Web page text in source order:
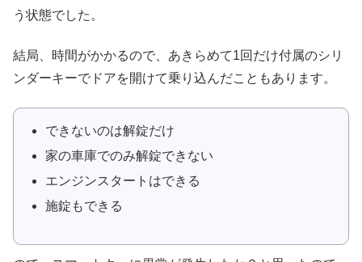
う状態でした。
結局、時間がかかるので、あきらめて1回だけ付属のシリ
ンダーキーでドアを開けて乗り込んだこともあります。
できないのは解錠だけ
家の車庫でのみ解錠できない
エンジンスタートはできる
施錠もできる